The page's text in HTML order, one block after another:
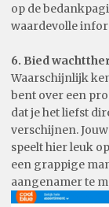
op de
waardevolle
6. Bied
Waarschijnlijk
bent over een
dat je het liefst
verschijnen.
speelt hier leuk
een grappige
aangenamer te